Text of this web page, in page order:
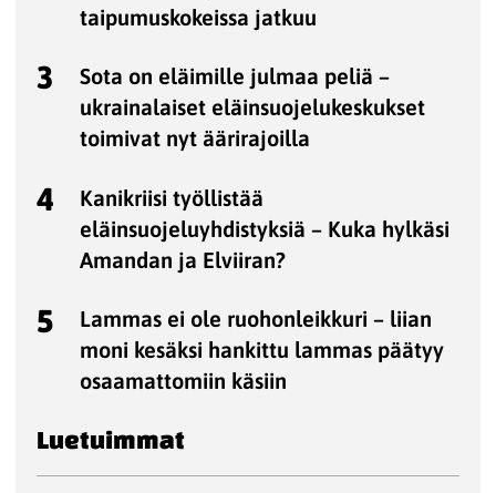
taipumuskokeissa jatkuu
3
Sota on eläimille julmaa peliä –
ukrainalaiset eläinsuojelukeskukset
toimivat nyt äärirajoilla
4
Kanikriisi työllistää
eläinsuojeluyhdistyksiä – Kuka hylkäsi
Amandan ja Elviiran?
5
Lammas ei ole ruohonleikkuri – liian
moni kesäksi hankittu lammas päätyy
osaamattomiin käsiin
Luetuimmat